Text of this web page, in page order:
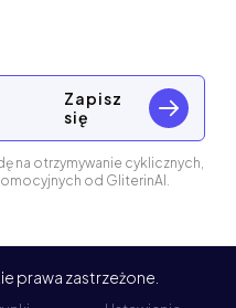
Zapisz
się
na otrzymywanie cyklicznych,
od GliterinAI.
prawa zastrzeżone.